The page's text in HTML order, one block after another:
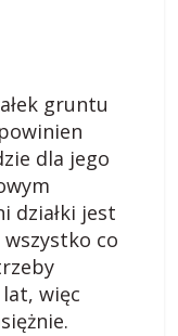
gruntu
dla jego
działki jest
co
więc